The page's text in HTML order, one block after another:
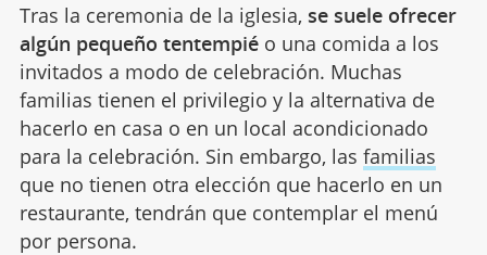
Tras la ceremonia de la iglesia, se suele ofrecer
algún pequeño tentempiéo una comida a los
invitados a modo de celebración. Muchas
familias tienen el privilegio y la alternativa de
hacerlo en casa o en un local acondicionado
para la celebración. Sin embargo, las familias
que no tienen otra elección que hacerlo en un
restaurante, tendrán que contemplar el menú
por persona.